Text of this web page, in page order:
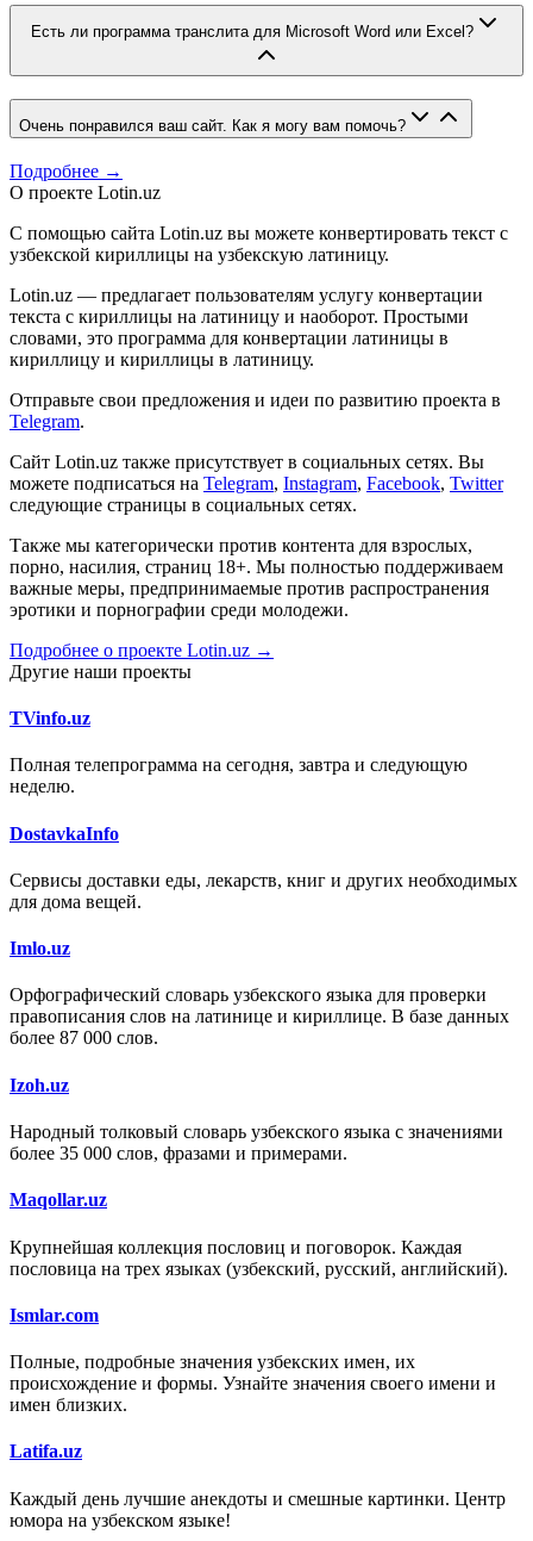
Есть ли программа транслита для Microsoft Word или Excel?
Очень понравился ваш сайт. Как я могу вам помочь?
Подробнее →
О проекте Lotin.uz
С помощью сайта Lotin.uz вы можете конвертировать текст с
узбекской кириллицы на узбекскую латиницу.
Lotin.uz — предлагает пользователям услугу конвертации
текста с кириллицы на латиницу и наоборот. Простыми
словами, это программа для конвертации латиницы в
кириллицу и кириллицы в латиницу.
Отправьте свои предложения и идеи по развитию проекта в
Telegram.
Сайт Lotin.uz также присутствует в социальных сетях. Вы
можете подписаться на Telegram, Instagram, Facebook, Twitter
следующие страницы в социальных сетях.
Также мы категорически против контента для взрослых,
порно, насилия, страниц 18+. Мы полностью поддерживаем
важные меры, предпринимаемые против распространения
эротики и порнографии среди молодежи.
Подробнее о проекте Lotin.uz →
Другие наши проекты
TVinfo.uz
Полная телепрограмма на сегодня, завтра и следующую
неделю.
DostavkaInfo
Сервисы доставки еды, лекарств, книг и других необходимых
для дома вещей.
Imlo.uz
Орфографический словарь узбекского языка для проверки
правописания слов на латинице и кириллице. В базе данных
более 87 000 слов.
Izoh.uz
Народный толковый словарь узбекского языка с значениями
более 35 000 слов, фразами и примерами.
Maqollar.uz
Крупнейшая коллекция пословиц и поговорок. Каждая
пословица на трех языках (узбекский, русский, английский).
Ismlar.com
Полные, подробные значения узбекских имен, их
происхождение и формы. Узнайте значения своего имени и
имен близких.
Latifa.uz
Каждый день лучшие анекдоты и смешные картинки. Центр
юмора на узбекском языке!